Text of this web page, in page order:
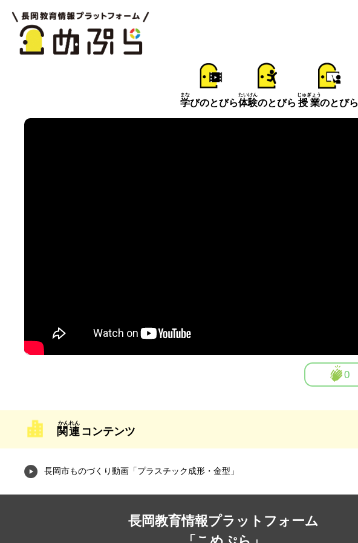
学
まな
びのとびら体験
たいけん
のとびら 授業
じゅぎょう
のとびら
0
関連 コンテンツ
長岡市ものづくり動画「プラスチック成形・金型」
長岡教育情報プラットフォーム